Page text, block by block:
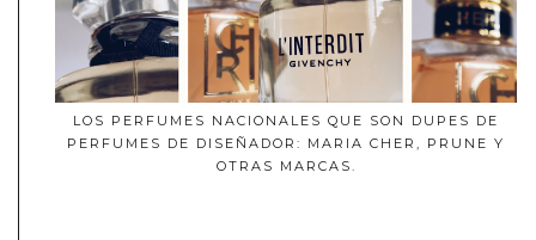
LOS PERFUMES NACIONALES QUE SON DUPES DE
PERFUMES DE DISEÑADOR: MARIA CHER, PRUNE Y
OTRAS MARCAS.